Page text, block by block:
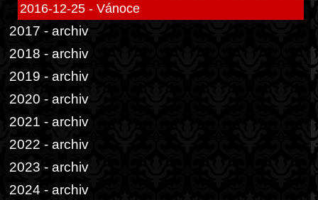
2016-12-25 - Vánoce
2017 - archiv
2018 - archiv
2019 - archiv
2020 - archiv
2021 - archiv
2022 - archiv
2023 - archiv
2024 - archiv